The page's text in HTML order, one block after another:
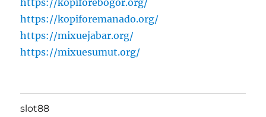
https://kopiforebogor.org/
https://kopiforemanado.org/
https://mixuejabar.org/
https://mixuesumut.org/
slot88